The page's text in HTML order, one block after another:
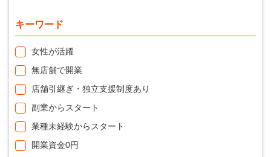
キーワード
女性が活躍
無店舗で開業
店舗引継ぎ・独立支援制度あり
副業からスタート
業種未経験からスタート
開業資金0円